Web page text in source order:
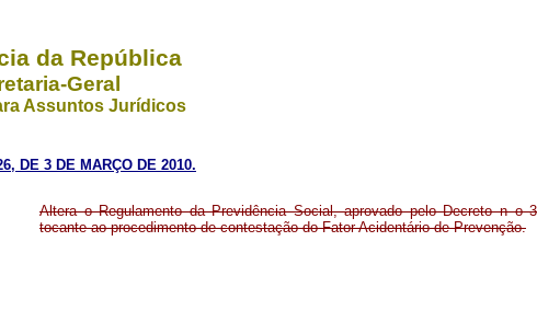
da República
Geral
Assuntos Jurídicos
DE 3 DE MARÇO DE 2010.
Altera o Regulamento da Previdência Social, aprovado pelo Decreto n o
tocante ao procedimento de contestação do Fator Acidentário de Prevenção.